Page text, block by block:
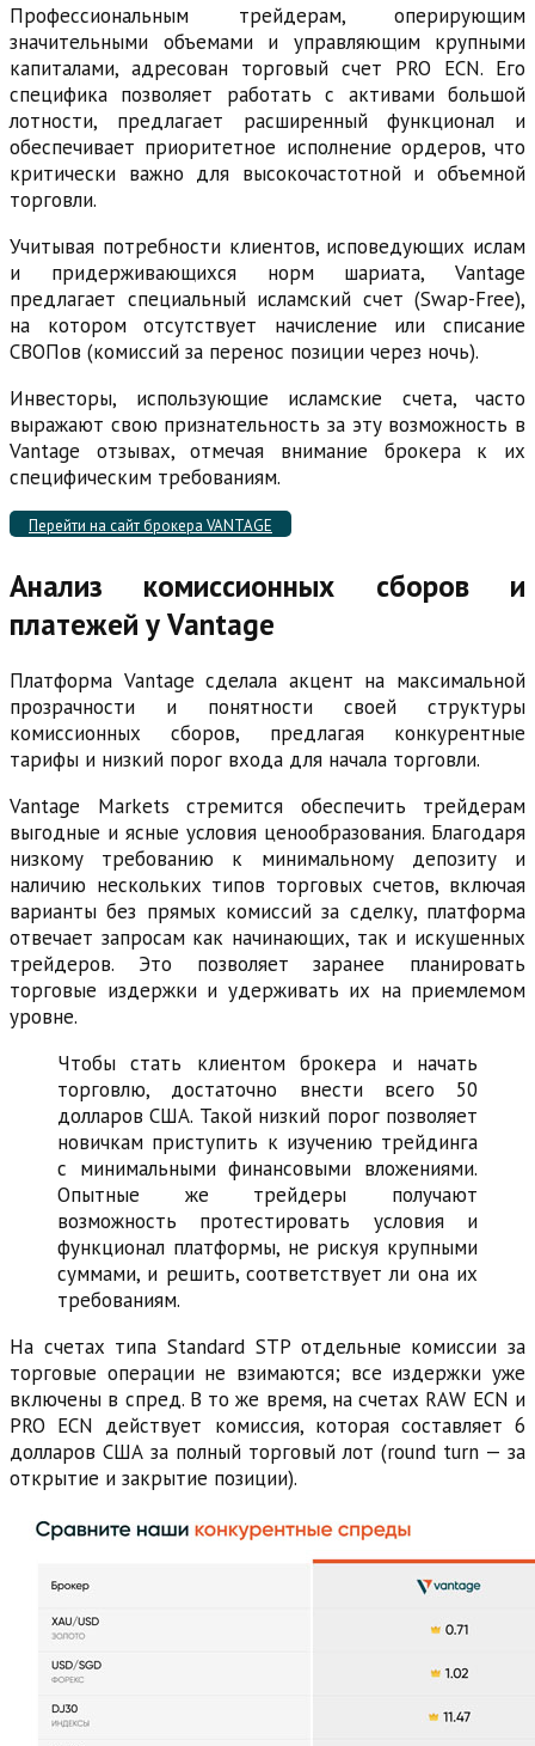
Профессиональным трейдерам, оперирующим
значительными объемами и управляющим крупными
капиталами, адресован торговый счет PRO ECN. Его
специфика позволяет работать с активами большой
лотности, предлагает расширенный функционал и
обеспечивает приоритетное исполнение ордеров, что
критически важно для высокочастотной и объемной
торговли.
Учитывая потребности клиентов, исповедующих ислам
и придерживающихся норм шариата, Vantage
предлагает специальный исламский счет (Swap-Free),
на котором отсутствует начисление или списание
СВОПов (комиссий за перенос позиции через ночь).
Инвесторы, использующие исламские счета, часто
выражают свою признательность за эту возможность в
Vantage отзывах, отмечая внимание брокера к их
специфическим требованиям.
Перейти на сайт брокера VANTAGE
Анализ комиссионных сборов и
платежей у Vantage
Платформа Vantage сделала акцент на максимальной
прозрачности и понятности своей структуры
комиссионных сборов, предлагая конкурентные
тарифы и низкий порог входа для начала торговли.
Vantage Markets стремится обеспечить трейдерам
выгодные и ясные условия ценообразования. Благодаря
низкому требованию к минимальному депозиту и
наличию нескольких типов торговых счетов, включая
варианты без прямых комиссий за сделку, платформа
отвечает запросам как начинающих, так и искушенных
трейдеров. Это позволяет заранее планировать
торговые издержки и удерживать их на приемлемом
уровне.
Чтобы стать клиентом брокера и начать
торговлю, достаточно внести всего 50
долларов США. Такой низкий порог позволяет
новичкам приступить к изучению трейдинга
с минимальными финансовыми вложениями.
Опытные же трейдеры получают
возможность протестировать условия и
функционал платформы, не рискуя крупными
суммами, и решить, соответствует ли она их
требованиям.
На счетах типа Standard STP отдельные комиссии за
торговые операции не взимаются; все издержки уже
включены в спред. В то же время, на счетах RAW ECN и
PRO ECN действует комиссия, которая составляет 6
долларов США за полный торговый лот (round turn — за
открытие и закрытие позиции).